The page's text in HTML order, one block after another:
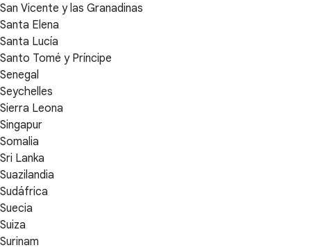
San Vicente y las Granadinas
Santa Elena
Santa Lucía
Santo Tomé y Príncipe
Senegal
Seychelles
Sierra Leona
Singapur
Somalia
Sri Lanka
Suazilandia
Sudáfrica
Suecia
Suiza
Surinam